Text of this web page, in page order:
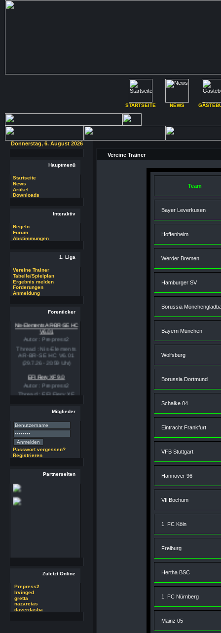
STARTSEITE NEWS
Donnerstag, 6. August 2026
Hauptmenü
Startseite
News
Artikel
Downloads
Interaktiv
Regeln
Forum
Abstimmungen
1. Liga
Vereine Trainer
Tabelle/Spielplan
Ergebnis melden
Forderungen
Anmeldung
Forenticker
Nis-Elements AR-BR-SE HC
V6.01
Autor : Prepress2
AR-BR-SE HC V6.01
EFI Fiery XF 9.0
Autor : Prepress2
Thread : EFI Fiery XF
9.0
Autor : Prepress2
Thread : PSSE 36.3.1
(29.7.26 - 20:58 Uhr)
29 RSoft v2025
Thread : 29 RSoft
Mitglieder
Passwort vergessen?
Registrieren
Partnerseiten
Zuletzt Online
Prepress2
Irvinged
gretta
nazaretas
daverdasba
Vereine Trainer
Team
Bayer Leverkusen
Hoffenheim
Werder Bremen
Hamburger SV
Borussia
Bayern München
Wolfsburg
Borussia Dortmund
Schalke 04
Eintracht Frankfurt
VFB Stuttgart
Hannover 96
Vfl Bochum
1. FC Köln
Freiburg
Hertha BSC
1. FC Nürnberg
Mainz 05